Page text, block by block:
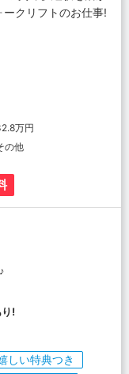
ークリフトのお仕事!
万円
の他
!
しい特典つき